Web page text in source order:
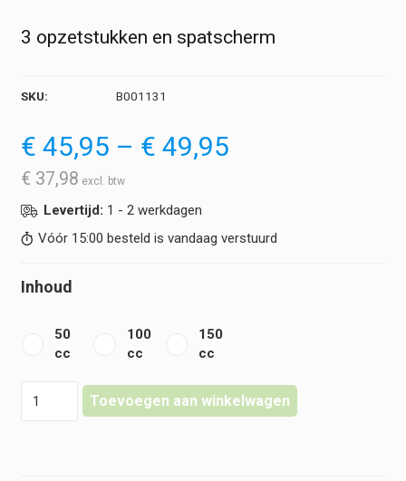
3 opzetstukken en spatscherm
SKU: B001131
€ 45,95 – € 49,95Prijsklasse:
€ 37,98
Levertijd: 1 - 2 werkdagen
Vóór 15:00 besteld is vandaag verstuurd
Inhoud
50
cc
100
cc
150
cc
Toevoegen aan winkelwagen